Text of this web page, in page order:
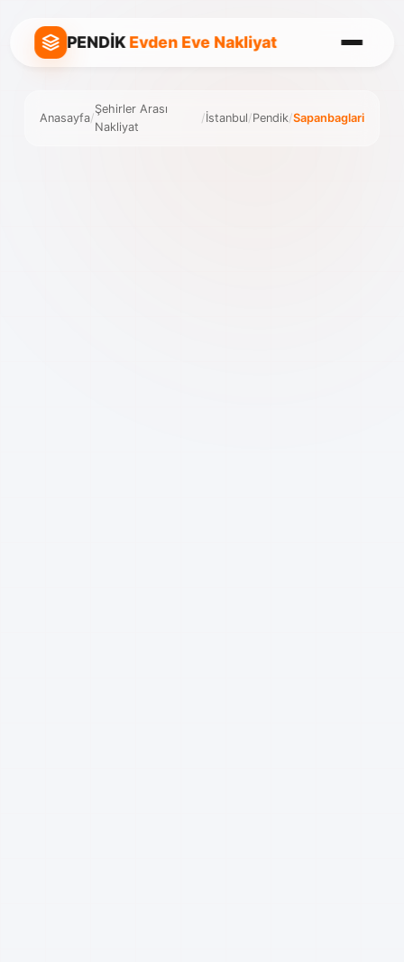
PENDİKEvden Eve Nakliyat
Anasayfa/
Şehirler Arası
Nakliyat
/İstanbul/Pendik/Sapanbaglari